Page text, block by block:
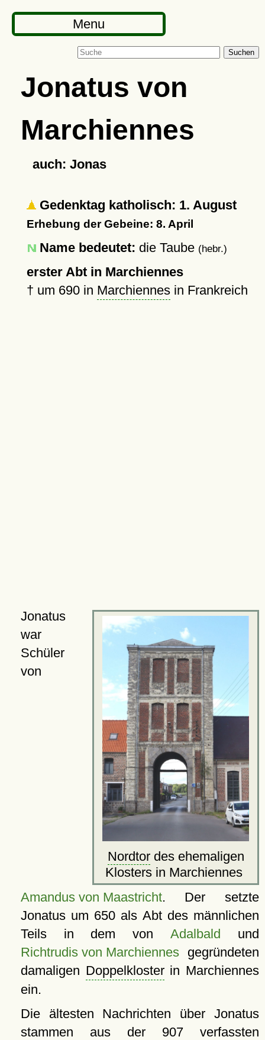
Menu
Suchen
Jonatus von
Marchiennes
auch: Jonas
Gedenktag katholisch: 1. August
Erhebung der Gebeine: 8. April
Name bedeutet: die Taube (hebr.)
erster Abt in Marchiennes
† um 690in Marchiennesin Frankreich
Nordtordes ehemaligen
Klosters in Marchiennes
Jonatus
war
Schüler
von
Amandus von Maastricht. Der setzte
Jonatus um 650 als Abt des männlichen
Teils in dem vonAdalbald und
Richtrudis von Marchiennesgegründeten
damaligen Doppelklosterin Marchiennes
ein.
Die ältesten Nachrichten über Jonatus
stammen aus der 907 verfassten